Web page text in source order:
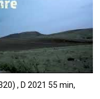
, D 2021 55 min,